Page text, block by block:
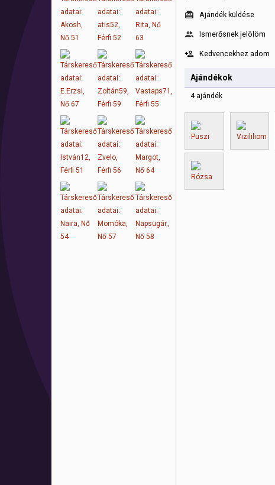
Ajándék küldése
Ismerősnek jelölöm
Kedvencekhez adom
Ajándékok
4 ajándék